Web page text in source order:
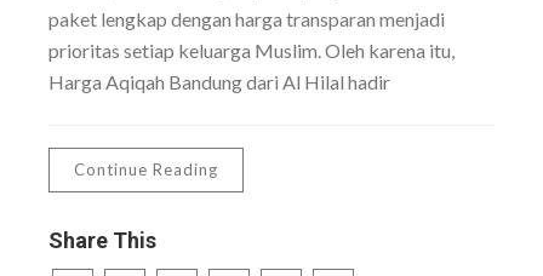
paket lengkap dengan harga transparan menjadi
prioritas setiap keluarga Muslim. Oleh karena itu,
Harga Aqiqah Bandung dari Al Hilal hadir
Continue Reading
Share This